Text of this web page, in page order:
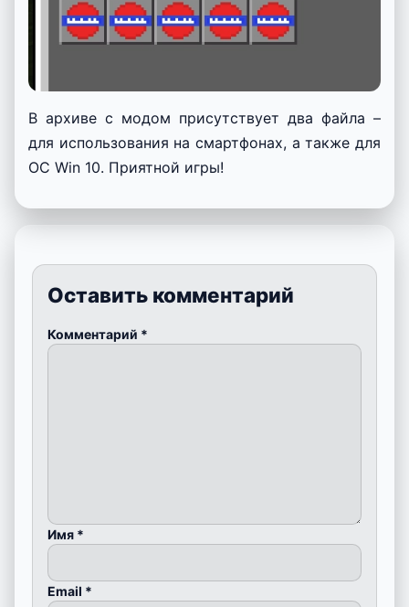
В архиве с модом присутствует два файла –
для использования на смартфонах, а также для
ОС Win 10. Приятной игры!
Оставить комментарий
Комментарий *
Имя *
Email *